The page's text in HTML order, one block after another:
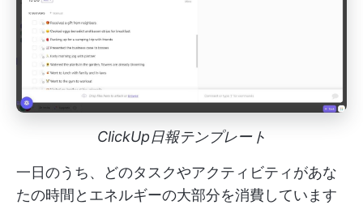
ClickUp日報テンプレート
一日のうち、どのタスクやアクティビティがあな
たの時間とエネルギーの大部分を消費しています